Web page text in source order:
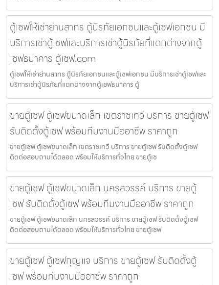
ตู้เซฟให้เช่าย่านสาทร ตู้นิรภัยเอกชนและตู้เซฟเอกชน มี
บริการเช่าตู้เซฟและบริการเช่าตู้นิรภัยที่แตกต่างจากตู้
เซฟธนาคาร ตู้เซฟ.com
ตู้เซฟให้เช่าย่านสาทร ตู้นิรภัยเอกชนและตู้เซฟเอกชน มีบริการเช่าตู้เซฟและ
บริการเช่าตู้นิรภัยที่แตกต่างจากตู้เซฟธนาคาร ตู้
ขายตู้เซฟ ตู้เซฟขนาดเล็ก เขตราชเทวี บริการ ขายตู้เซฟ
รับติดตั้งตู้เซฟ พร้อมทีมงานมืออาชีพ ราคาถูก
ขายตู้เซฟ ตู้เซฟขนาดเล็ก เขตราชเทวี บริการ ขายตู้เซฟ รับติดตั้งตู้เซฟ
ติดต่อสอบถามได้ตลอด พร้อมให้บริการทั่วไทย ขายตู้เซ
ขายตู้เซฟ ตู้เซฟขนาดเล็ก นครสวรรค์ บริการ ขายตู้
เซฟ รับติดตั้งตู้เซฟ พร้อมทีมงานมืออาชีพ ราคาถูก
ขายตู้เซฟ ตู้เซฟขนาดเล็ก นครสวรรค์ บริการ ขายตู้เซฟ รับติดตั้งตู้เซฟ
ติดต่อสอบถามได้ตลอด พร้อมให้บริการทั่วไทย ขายตู้เซฟ
ขายตู้เซฟ ตู้เซฟกุญแจ บริการ ขายตู้เซฟ รับติดตั้งตู้
เซฟ พร้อมทีมงานมืออาชีพ ราคาถูก